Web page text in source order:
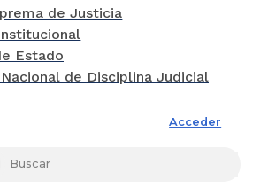
Acceder
Buscar